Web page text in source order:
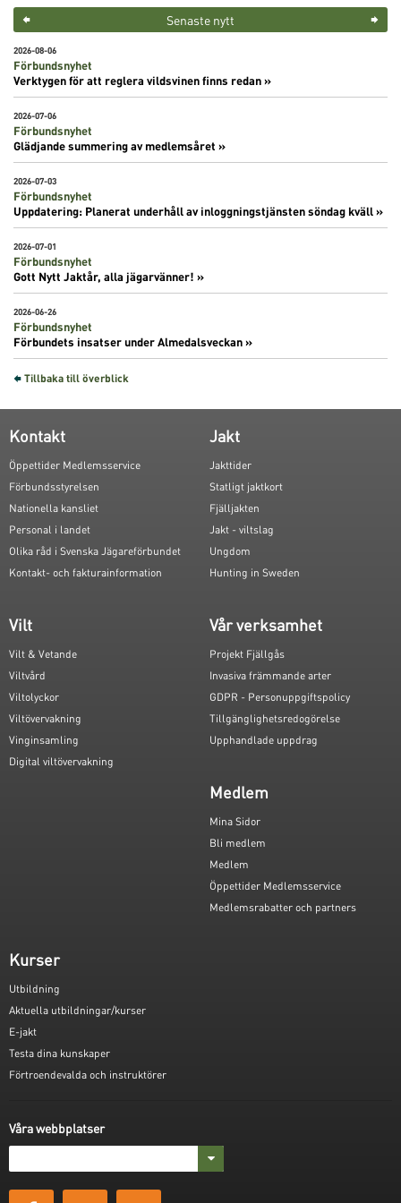
Senaste nytt
2026-08-06
Förbundsnyhet
Verktygen för att reglera vildsvinen finns redan »
2026-07-06
Förbundsnyhet
Glädjande summering av medlemsåret »
2026-07-03
Förbundsnyhet
Uppdatering: Planerat underhåll av inloggningstjänsten söndag kväll »
2026-07-01
Förbundsnyhet
Gott Nytt Jaktår, alla jägarvänner! »
2026-06-26
Förbundsnyhet
Förbundets insatser under Almedalsveckan »
Tillbaka till överblick
Kontakt
Öppettider Medlemsservice
Förbundsstyrelsen
Nationella kansliet
Personal i landet
Olika råd i Svenska Jägareförbundet
Kontakt- och fakturainformation
Jakt
Jakttider
Statligt jaktkort
Fjälljakten
Jakt - viltslag
Ungdom
Hunting in Sweden
Vilt
Vilt & Vetande
Viltvård
Viltolyckor
Viltövervakning
Vinginsamling
Digital viltövervakning
Vår verksamhet
Projekt Fjällgås
Invasiva främmande arter
GDPR - Personuppgiftspolicy
Tillgänglighetsredogörelse
Upphandlade uppdrag
Medlem
Mina Sidor
Bli medlem
Medlem
Öppettider Medlemsservice
Medlemsrabatter och partners
Kurser
Utbildning
Aktuella utbildningar/kurser
E-jakt
Testa dina kunskaper
Förtroendevalda och instruktörer
Våra webbplatser